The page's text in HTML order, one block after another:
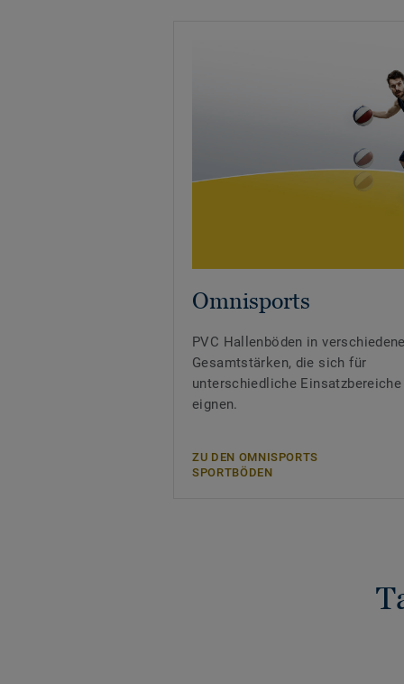
Omnisports
PVC Hallenböden in
Gesamtstärken, die sich für
unterschiedliche Einsatzbereiche
eignen.
ZU DEN OMNISPORTS
SPORTBÖDEN